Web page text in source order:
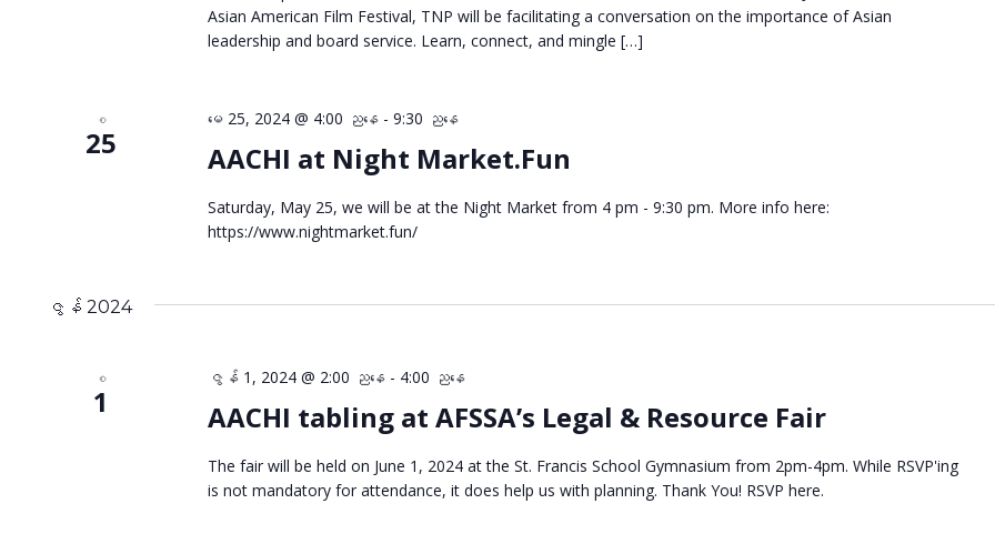
Asian American Film Festival, TNP will be facilitating a conversation on the importance of Asian
leadership and board service. Learn, connect, and mingle […]
စ
25 AACHI at Night Market.Fun
မေ 25, 2024 @ 4:00 ညနေ -9:30 ညနေ
Saturday, May 25, we will be at the Night Market from 4 pm - 9:30 pm. More info here:
https://www.nightmarket.fun/
ဇွန် 2024
စ
1 AACHI tabling at AFSSA’s Legal & Resource Fair
ဇွန် 1, 2024 @ 2:00 ညနေ - 4:00 ညနေ
The fair will be held on June 1, 2024 at the St. Francis School Gymnasium from 2pm-4pm. While RSVP'ing
is not mandatory for attendance, it does help us with planning. Thank You! RSVP here.